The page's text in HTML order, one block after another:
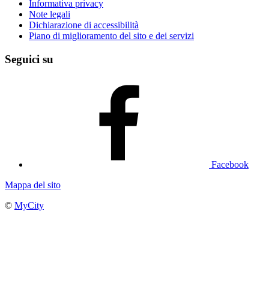
Informativa privacy
Note legali
Dichiarazione di accessibilità
Piano di miglioramento del sito e dei servizi
Seguici su
Facebook
Mappa del sito
© MyCity